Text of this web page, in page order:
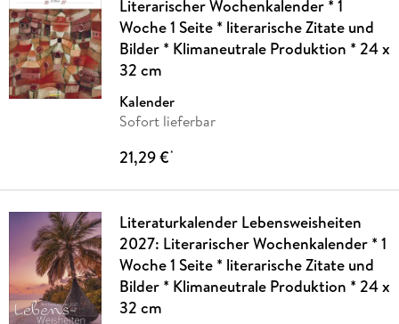
Literarischer Wochenkalender * 1
Woche 1 Seite * literarische Zitate und
Bilder * Klimaneutrale Produktion * 24 x
32 cm
Kalender
Sofort lieferbar
21,29 €*
Literaturkalender Lebensweisheiten
2027: Literarischer Wochenkalender * 1
Woche 1 Seite * literarische Zitate und
Bilder * Klimaneutrale Produktion * 24 x
32 cm